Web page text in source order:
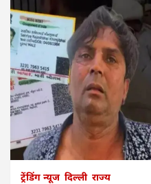
ट्रेंडिंग न्यूज दिल्ली राज्य